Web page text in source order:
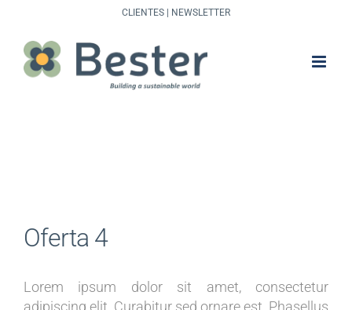
contenido
CLIENTES NEWSLETTER
Oferta 4
Lorem ipsum dolor sit amet, consectetur
adipiscing elit. Curabitur sed ornare est. Phasellus